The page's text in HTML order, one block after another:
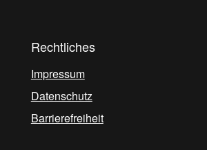
Rechtliches
Impressum
Datenschutz
Barrierefreiheit